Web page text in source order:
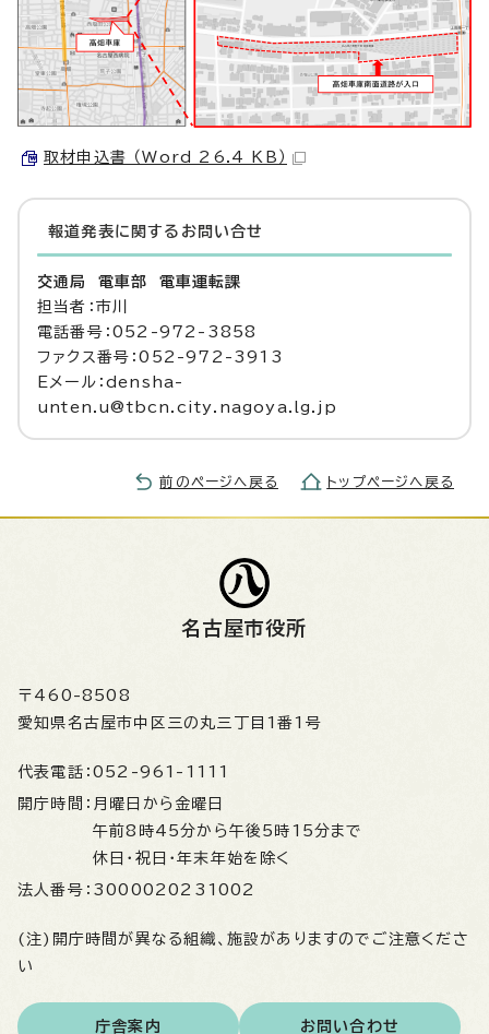
取材申込書 （Word 26.4 KB）
報道発表に関するお問い合せ
交通局 電車部 電車運転課
担当者：市川
電話番号：052-972-3858
ファクス番号：052-972-3913
Eメール：densha-
unten.u@tbcn.city.nagoya.lg.jp
前のページへ戻る トップページへ戻る
名古屋市役所
〒460-8508
愛知県名古屋市中区三の丸三丁目1番1号
代表電話： 052-961-1111
開庁時間： 月曜日から金曜日
午前8時45分から午後5時15分まで
休日・祝日・年末年始を除く
法人番号： 3000020231002
(注)開庁時間が異なる組織、施設がありますのでご注意くださ
い
庁舎案内 お問い合わせ